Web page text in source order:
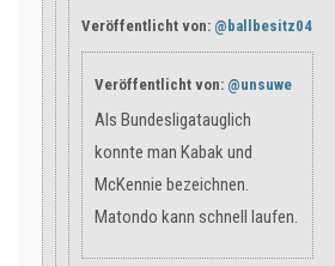
Veröffentlicht von: @ballbesitz04
Veröffentlicht von: @unsuwe
Als Bundesligatauglich
konnte man Kabak und
McKennie bezeichnen.
Matondo kann schnell laufen.